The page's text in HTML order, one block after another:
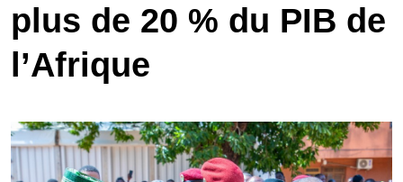
plus de 20 % du PIB de
l’Afrique